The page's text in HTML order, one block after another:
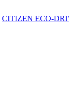
CITIZEN ECO-